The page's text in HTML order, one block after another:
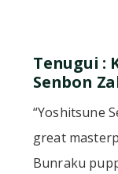
Tenugui :
Senbon
“Yoshitsune
great
Bunraku